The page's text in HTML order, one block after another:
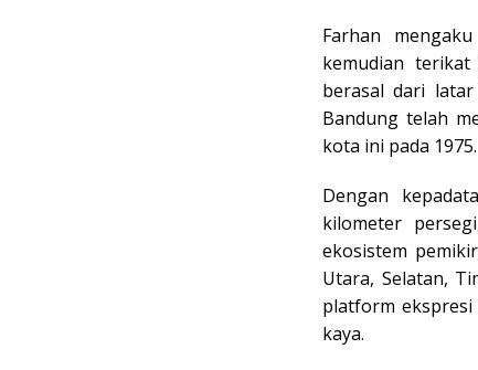
Farhan
kemudian
berasal dari
Bandung telah
kota ini pada 1975.
Dengan
kilometer
ekosistem
Utara, Selatan,
platform ekspresi
kaya.